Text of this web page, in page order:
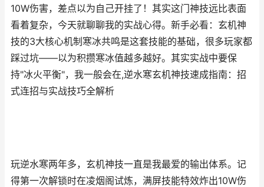
10W伤害，差点以为自己开挂了！其实这门神技远比表面
看着复杂，今天就聊聊我的实战心得。新手必看：玄机神
技的3大核心机制寒冰共鸣是这套技能的基础，很多玩家都
踩过坑——以为积攒寒冰值越多越好。其实实战中要保
持"冰火平衡"，我一般会在,逆水寒玄机神技速成指南：招
式连招与实战技巧全解析
玩逆水寒两年多，玄机神技一直是我最爱的输出体系。记
得第一次解锁时在凌烟阁试炼，满屏技能特效炸出10W伤